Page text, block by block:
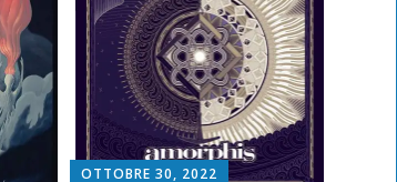
OTTOBRE 30, 2022